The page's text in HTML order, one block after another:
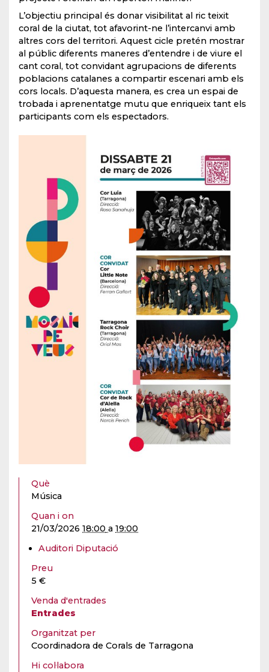
L’objectiu principal és donar visibilitat al ric teixit
coral de la ciutat, tot afavorint-ne l’intercanvi amb
altres cors del territori. Aquest cicle pretén mostrar
al públic diferents maneres d’entendre i de viure el
cant coral, tot convidant agrupacions de diferents
poblacions catalanes a compartir escenari amb els
cors locals. D’aquesta manera, es crea un espai de
trobada i aprenentatge mutu que enriqueix tant els
participants com els espectadors.
Què
Música
Quan i on
21/03/2026 18:00 a 19:00
Auditori Diputació
Preu
5 €
Venda d'entrades
Entrades
Organitzat per
Coordinadora de Corals de Tarragona
Hi col·labora